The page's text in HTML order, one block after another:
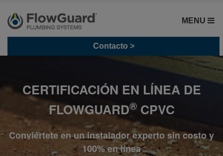
MENU
Contacto >
CERTIFICACIÓN EN LÍNEA DE
FLOWGUARD®CPVC
Conviértete en un instalador experto sin costo y
100% en línea